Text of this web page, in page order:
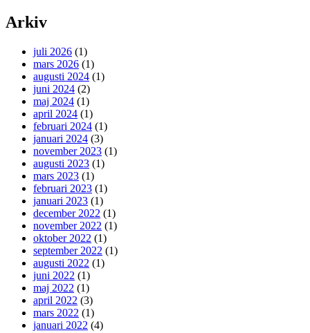
Arkiv
juli 2026 (1)
mars 2026 (1)
augusti 2024 (1)
juni 2024 (2)
maj 2024 (1)
april 2024 (1)
februari 2024 (1)
januari 2024 (3)
november 2023 (1)
augusti 2023 (1)
mars 2023 (1)
februari 2023 (1)
januari 2023 (1)
december 2022 (1)
november 2022 (1)
oktober 2022 (1)
september 2022 (1)
augusti 2022 (1)
juni 2022 (1)
maj 2022 (1)
april 2022 (3)
mars 2022 (1)
januari 2022 (4)